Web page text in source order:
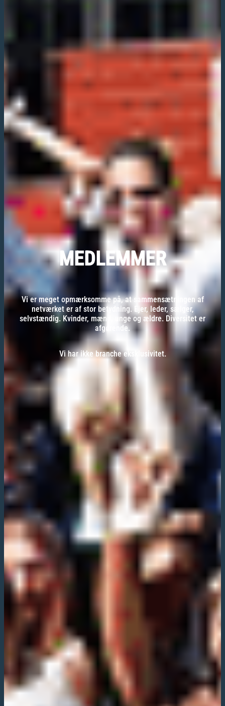
MEDLEMMER
Vi er meget opmærksomme på, at sammensætningen af
netværket er af stor betydning. Ejer, leder, sælger,
selvstændig. Kvinder, mænd, unge og ældre. Diversitet er
afgørende.
Vi har ikke branche eksklusivitet.